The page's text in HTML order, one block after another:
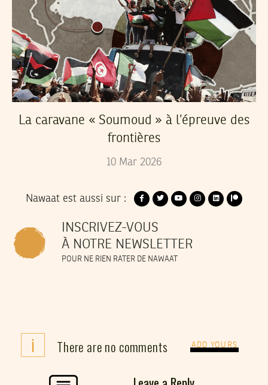
La caravane « Soumoud » à l’épreuve des
frontières
10 Mar 2026
Nawaat est aussi sur :
INSCRIVEZ-VOUS
À NOTRE NEWSLETTER
POUR NE RIEN RATER DE NAWAAT
i There are no comments ADD YOURS